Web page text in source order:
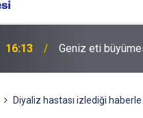
15:27 Bilişim 500
Diyaliz hastası izlediği